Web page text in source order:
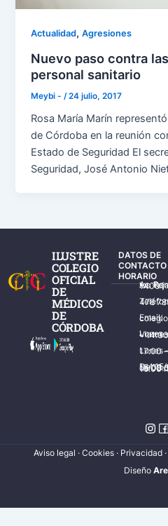
Actualidad,Agresiones
Nuevo paso contra
personal sanitario
Meybi - /24 julio, 2017
Rosa María Marín
de Córdoba en la reunión
Estado de Seguridad El
Seguridad, José Antonio
ILUSTRE
COLEGIO
OFICIAL
DE
MÉDICOS
DE
CÓRDOBA
DATOS DE
CONTACTO
HORARIO
Av. Ronda de los
Teléfonos: 957 478
Email:
Lunes – Viernes: 08:30
Lunes –
Del 15/06 al 15/09 de L – V de 08:00 –
Aviso legal · Cookies· Privacidad ·
Diseño